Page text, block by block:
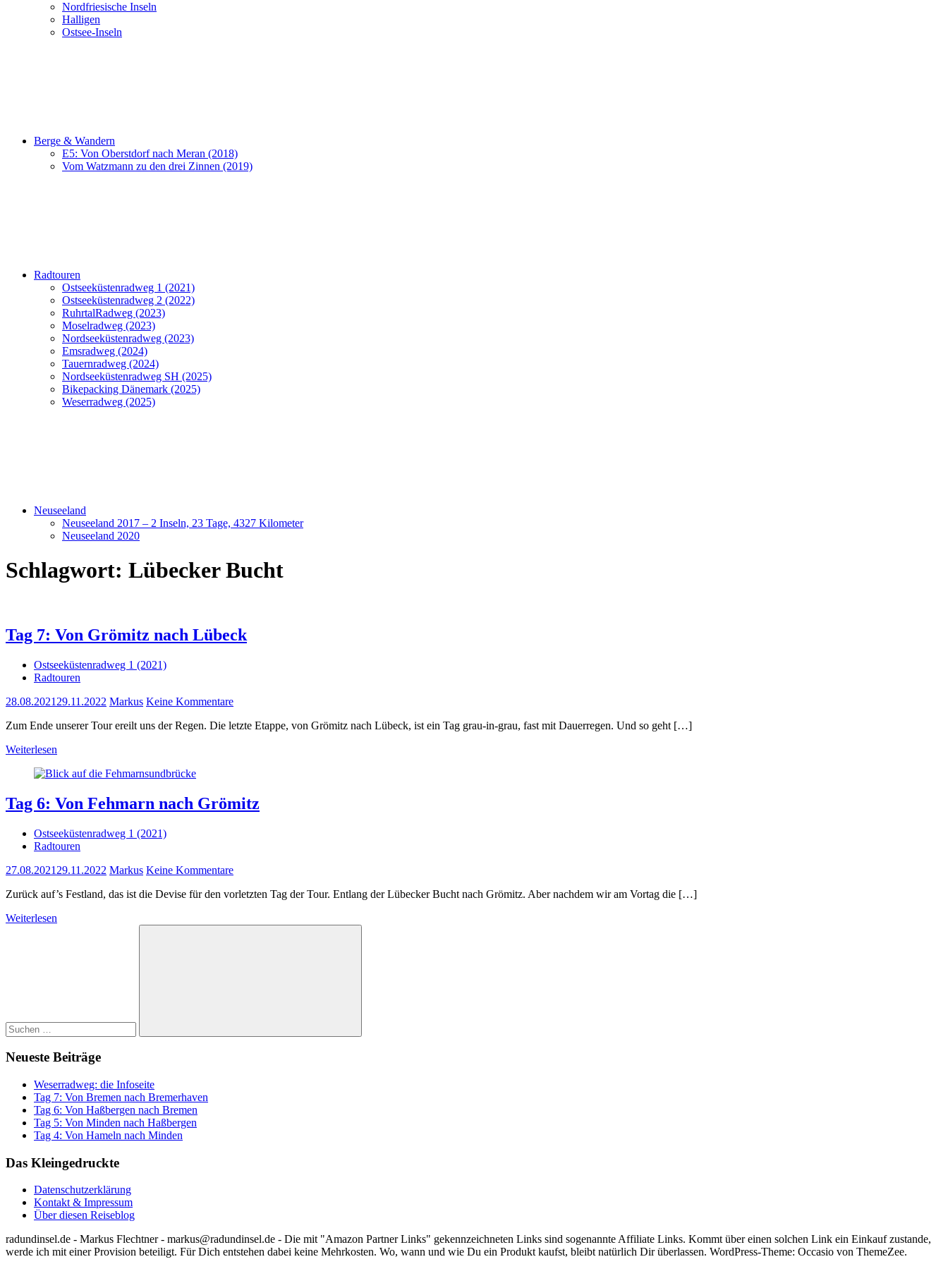
Nordfriesische Inseln
Halligen
Ostsee-Inseln
Berge & Wandern
E5: Von Oberstdorf nach Meran (2018)
Vom Watzmann zu den drei Zinnen (2019)
Radtouren
Ostseeküstenradweg 1 (2021)
Ostseeküstenradweg 2 (2022)
RuhrtalRadweg (2023)
Moselradweg (2023)
Nordseeküstenradweg (2023)
Emsradweg (2024)
Tauernradweg (2024)
Nordseeküstenradweg SH (2025)
Bikepacking Dänemark (2025)
Weserradweg (2025)
Neuseeland
Neuseeland 2017 – 2 Inseln, 23 Tage, 4327 Kilometer
Neuseeland 2020
Schlagwort: Lübecker Bucht
Tag 7: Von Grömitz nach Lübeck
Ostseeküstenradweg 1 (2021)
Radtouren
28.08.2021 29.11.2022 Markus Keine Kommentare
Zum Ende unserer Tour ereilt uns der Regen. Die letzte Etappe, von Grömitz nach Lübeck, ist ein Tag grau-in-grau, fast mit Dauerregen. Und so geht […]
Weiterlesen
Tag 6: Von Fehmarn nach Grömitz
Ostseeküstenradweg 1 (2021)
Radtouren
27.08.2021 29.11.2022 Markus Keine Kommentare
Zurück auf’s Festland, das ist die Devise für den vorletzten Tag der Tour. Entlang der Lübecker Bucht nach Grömitz. Aber nachdem wir am Vortag die […]
Weiterlesen
Suchen
Neueste Beiträge
Weserradweg: die Infoseite
Tag 7: Von Bremen nach Bremerhaven
Tag 6: Von Haßbergen nach Bremen
Tag 5: Von Minden nach Haßbergen
Tag 4: Von Hameln nach Minden
Das Kleingedruckte
Datenschutzerklärung
Kontakt & Impressum
Über diesen Reiseblog
radundinsel.de - Markus Flechtner - markus@radundinsel.de - Die mit "Amazon Partner Links" gekennzeichneten Links sind sogenannte Affiliate Links. Kommt über einen solchen Link ein Einkauf zustande,
werde ich mit einer Provision beteiligt. Für Dich entstehen dabei keine Mehrkosten. Wo, wann und wie Du ein Produkt kaufst, bleibt natürlich Dir überlassen. WordPress-Theme: Occasio von ThemeZee.